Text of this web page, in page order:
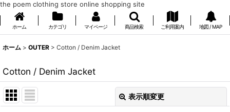
the poem clothing store online shopping site
ホーム カテゴリ マイページ 商品検索 ご利用案内 地図 / MAP
ホーム > OUTER > Cotton / Denim Jacket
Cotton / Denim Jacket
表示順変更